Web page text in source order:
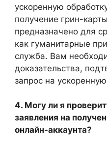
ускоренную
получение грин-
предназначено для
как гуманитарные
служба. Вам
доказательства,
запрос на
4. Могу ли я
заявления на
онлайн-аккаунта?